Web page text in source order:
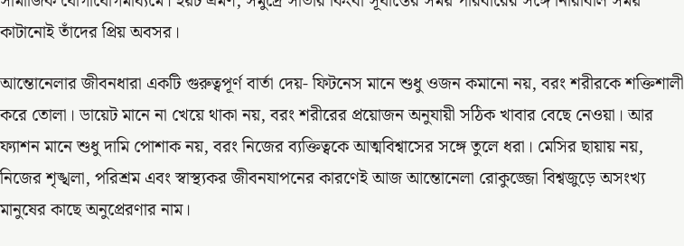
কাটানোই তাঁদের প্রিয় অবসর।
আন্তোনেলার জীবনধারা একটি গুরুত্বপূর্ণ বার্তা দেয়- ফিটনেস মানে শুধু ওজন কমানো নয়, বরং শরীরকে শক্তিশালী
করে তোলা। ডায়েট মানে না খেয়ে থাকা নয়, বরং শরীরের প্রয়োজন অনুযায়ী সঠিক খাবার বেছে নেওয়া। আর
ফ্যাশন মানে শুধু দামি পোশাক নয়, বরং নিজের ব্যক্তিত্বকে আত্মবিশ্বাসের সঙ্গে তুলে ধরা। মেসির ছায়ায় নয়,
নিজের শৃঙ্খলা, পরিশ্রম এবং স্বাস্থ্যকর জীবনযাপনের কারণেই আজ আন্তোনেলা রোকুজ্জো বিশ্বজুড়ে অসংখ্য
মানুষের কাছে অনুপ্রেরণার নাম।